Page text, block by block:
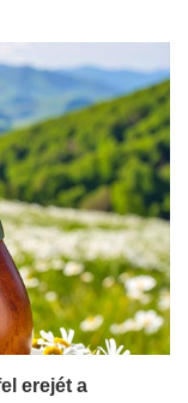
erejét a
megfázás elleni
- jó úton jársz.
növény,
a konyhában
De tudtad,